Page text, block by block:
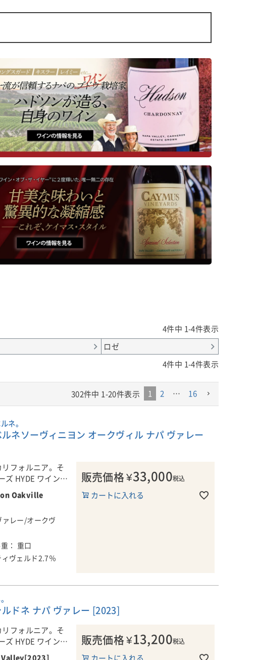
コール度
ー南東部、
ピークに位置
います。
ついて
ナーである
氏の苗字を
ングスガー
ェーから移民
した。
に訳すと
地／農場」と
その英訳から
の「キング
るノルウェ
ル」に由来
世の木造教
、王が馬に
す。キング
られていま
て
ベール、マ
ピーター・
り手のひと
す。
造られるマ
は多い年で
は5樽ほどに
力強い果実味ときめ細かなタンニン
カベルネ・ソーヴィニヨンです。
ボイセンベリーやカシス、野生のベ
リーを思わせる香りに、ローリエや
ベーキングスパイス、ほのかなパイ
生地のニュアンスが重なります。口
に含むと、ブルーベリーの豊かな果
実味と、濡れた石を思わせるミネラ
ル感、グラハムクラッカーのような
りとした骨格を持ちながら、味わい
には奥行きと躍動感があり、カシス
や杉のニュアンスを伴う長い余韻
が、落ち着きのある力強さを感じさ
せます。
■ヴィンテージについて
2023年は、冬から春にかけて豊富な
雨に恵まれたことで萌芽が遅く、生
生育期を通して気温は平年を下回
り、ブドウが樹上で成熟する期間は
長くなりました。その分、畑ではき
ブドウは過度な高温に見舞われるこ
となく、美しく成熟しました。収穫
は8月28日のセミヨンから始まり、続
穫。最後は11月9日、オーク・ノール
とハウエル・マウンテンのカベル
この年の赤ワインは、ピュアでなめ
らかな果実味と鮮やかな酸を備え、
ヘレナのブドウを使用しています。
■醸造について
フレンチオーク樽(新樽50％)で16か月
度14.5％。
す。
熟したブラッ
やかなセージ
ニラ、コーヒ
アンスが重な
す。張りのあ
なく、滑らか
食事とともに
ワインで、リ
バラ肉の煮込
般、甘めのソ
ストと好相性
合わせはワイ
風味をいっそ
■栽培につい
カリフォルニ
地から、その
さわしい畑を
栽培されるブ
穫。立地条
管理のもと、
実践されてい
ブドウは優
温浸漬を行っ
産オーク樽(
高いコストパ
ンを絶賛した
4件中 1-4件表示
ロゼ
4件中 1-4件表示
302件中 1-20件表示 1 2 … 16
ネ。
ネソーヴィニヨン オークヴィル ナパ ヴァレー
フォルニア。そ
ズ HYDE ワイン
たダニエル・バ
二人の卓越した
た。
オークヴィル。
プティ・ヴェル
と洗練されたタ
せる複雑な香りを
Oakville
レー/オークヴ
： 重口
ヴェルド2.7％
販売価格¥33,000税込
カートに入れる
ドネ ナパ ヴァレー [2023]
フォルニア。そ
ズ HYDE ワイン
Valley[2023]
販売価格¥13,200税込
カートに入れる